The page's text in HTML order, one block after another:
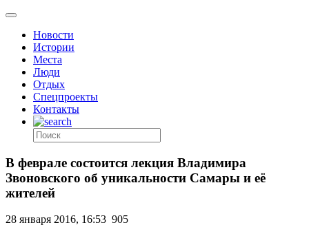
Новости
Истории
Места
Люди
Отдых
Спецпроекты
Контакты
В феврале состоится лекция Владимира
Звоновского об уникальности Самары и её
жителей
28 января 2016, 16:53 905